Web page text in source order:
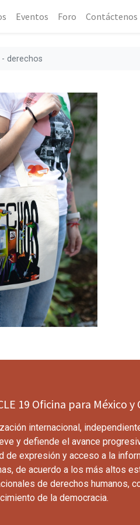
Eventos Foro Contáctenos
derechos
19 Oficina para México
internacional,
y defiende el avance
de expresión y acceso a la
de acuerdo a los más altos
de derechos humanos,
de la democracia.